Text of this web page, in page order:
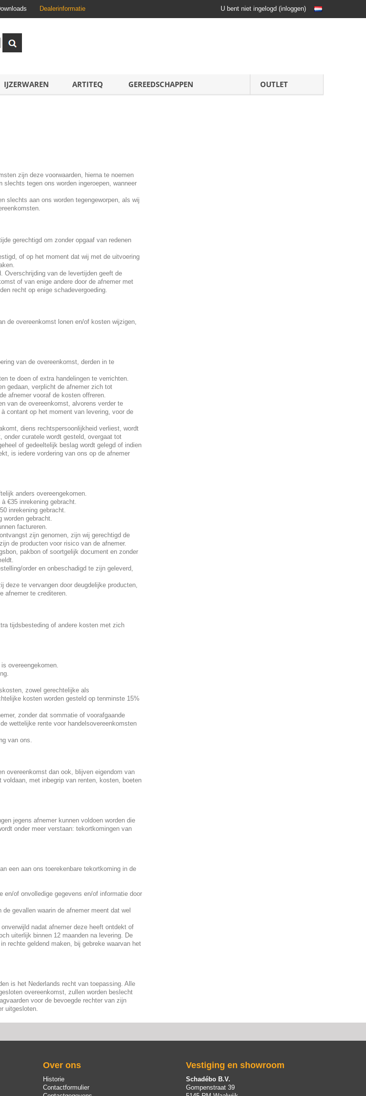
Dealerinformatie U bent niet ingelogd (inloggen)
IJZERWAREN ARTITEQ GEREEDSCHAPPEN OUTLET
zijn deze voorwaarden, hierna te noemen
slechts tegen ons worden ingeroepen, wanneer
slechts aan ons worden tegengeworpen, als wij
gerechtigd om zonder opgaaf van redenen
of op het moment dat wij met de uitvoering
Overschrijding van de levertijden geeft de
of van enige andere door de afnemer met
recht op enige schadevergoeding.
de overeenkomst lonen en/of kosten wijzigen,
van de overeenkomst, derden in te
te doen of extra handelingen te verrichten.
gedaan, verplicht de afnemer zich tot
afnemer vooraf de kosten offreren.
van de overeenkomst, alvorens verder te
contant op het moment van levering, voor de
diens rechtspersoonlijkheid verliest, wordt
curatele wordt gesteld, overgaat tot
of gedeeltelijk beslag wordt gelegd of indien
is iedere vordering van ons op de afnemer
anders overeengekomen.
€35 inrekening gebracht.
inrekening gebracht.
worden gebracht.
factureren.
zijn genomen, zijn wij gerechtigd de
de producten voor risico van de afnemer.
pakbon of soortgelijk document en zonder
order en onbeschadigd te zijn geleverd,
deze te vervangen door deugdelijke producten,
afnemer te crediteren.
tijdsbesteding of andere kosten met zich
overeengekomen.
zowel gerechtelijke als
kosten worden gesteld op tenminste 15%
zonder dat sommatie of voorafgaande
wettelijke rente voor handelsovereenkomsten
van ons.
overeenkomst dan ook, blijven eigendom van
met inbegrip van renten, kosten, boeten
jegens afnemer kunnen voldoen worden die
onder meer verstaan: tekortkomingen van
een aan ons toerekenbare tekortkoming in de
of onvolledige gegevens en/of informatie door
gevallen waarin de afnemer meent dat wel
nadat afnemer deze heeft ontdekt of
uiterlijk binnen 12 maanden na levering. De
rechte geldend maken, bij gebreke waarvan het
is het Nederlands recht van toepassing. Alle
overeenkomst, zullen worden beslecht
voor de bevoegde rechter van zijn
uitgesloten.
Over ons
Historie
Contactformulier
Vestiging en showroom
Schadébo B.V.
Gompenstraat 39